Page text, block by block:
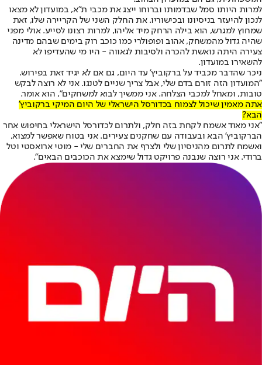
למרות היותו סמל שבדמותו וברוחו ייצג את מכבי ת"א, במועדון לא מצאו
לנכון להיעזר בניסיונו ובכישוריו. את החלק השני של הקריירה שלו, זאת
שמחוץ למגרש, הוא בילה הרחק מיד אליהו, למרות רצונו לסייע. אולי מפני
שהיה גדול מהמשחק, אהוב ופופולרי כמו כוכב רוק בימים שבהם מדינה
צעירה היתה נואשת להכרה ולסיבות לגאווה - היו מי שהעדיפו לא
להשאירו במועדון.
ניכר שהדבר מכביד על ברקוביץ' עד היום, גם אם לא יגיד זאת בפירוש.
"המועדון הזה זורם בדם שלי, אבל צריך שניים לטנגו. אני לא רוצה לבקש
טובות, ומאחל למכבי הצלחה. אני ממשיך לבוא למשחקים", הוא אומר.
אתה מאמין שיכול לצמוח בכדורסל הישראלי של היום המיקי ברקוביץ'
הבא?
"אני מאוד אשמח לקחת בזה חלק, ולתרום לכדורסל הישראלי בחיפוש אחר
הברקוביץ' הבא ובעבודה עם שחקנים צעירים. אני בטוח שאפשר למצוא,
ואשמח לתרום מהניסיון שלי ולצרף את החברים שלי - מוטי ארואסטי וטל
ברודי. אני רוצה שנבנה פרויקט גדול שימצא את הכוכבים הבאים".